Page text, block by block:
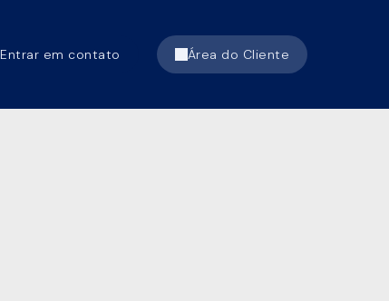
Área do Cliente
Entrar em contato